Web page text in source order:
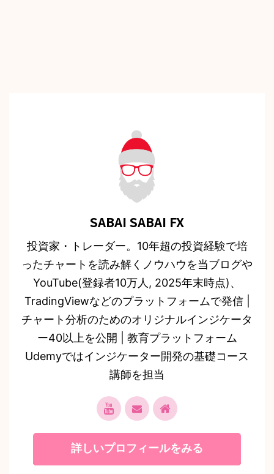
SABAI SABAI FX
投資家・トレーダー。10年超の投資経験で培
ったチャートを読み解くノウハウを当ブログや
YouTube(登録者10万人, 2025年末時点)、
TradingViewなどのプラットフォームで発信 |
チャート分析のためのオリジナルインジケータ
ー40以上を公開 | 教育プラットフォーム
Udemyではインジケーター開発の基礎コース
講師を担当
詳しいプロフィールをみる